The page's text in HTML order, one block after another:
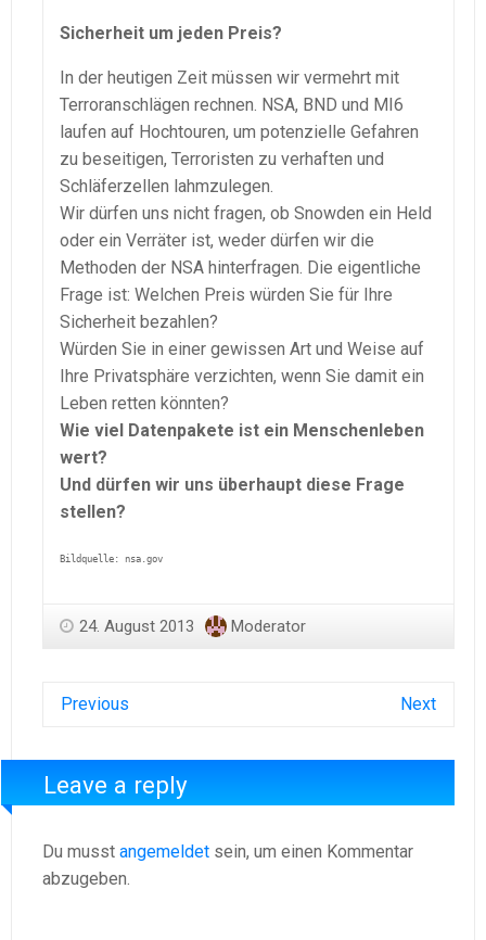
Sicherheit um jeden Preis?
In der heutigen Zeit müssen wir vermehrt mit
Terroranschlägen rechnen. NSA, BND und MI6
laufen auf Hochtouren, um potenzielle Gefahren
zu beseitigen, Terroristen zu verhaften und
Schläferzellen lahmzulegen.
Wir dürfen uns nicht fragen, ob Snowden ein Held
oder ein Verräter ist, weder dürfen wir die
Methoden der NSA hinterfragen. Die eigentliche
Frage ist: Welchen Preis würden Sie für Ihre
Sicherheit bezahlen?
Würden Sie in einer gewissen Art und Weise auf
Ihre Privatsphäre verzichten, wenn Sie damit ein
Leben retten könnten?
Wie viel Datenpakete ist ein Menschenleben
wert?
Und dürfen wir uns überhaupt diese Frage
stellen?
Bildquelle: nsa.gov
24. August 2013 Moderator
Previous Next
Leave a reply
Du musst angemeldet sein, um einen Kommentar
abzugeben.